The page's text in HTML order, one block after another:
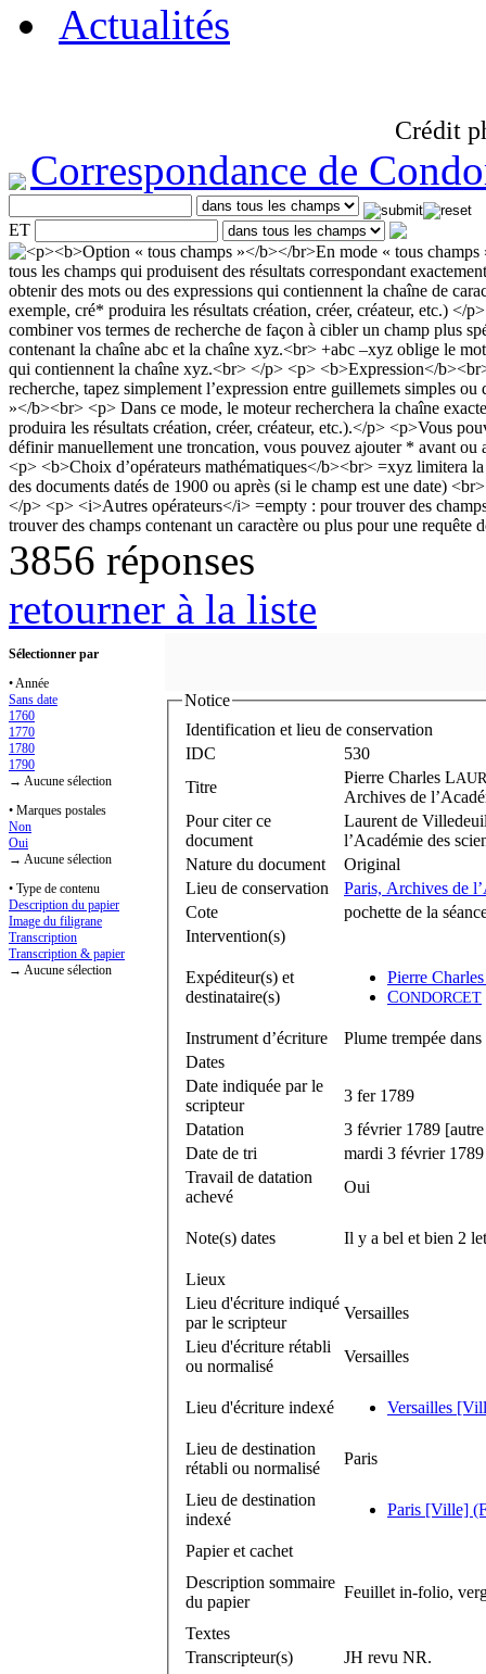
Actualités
Crédit
Correspondance de
ET
3856 réponses
retourner à la liste
Sélectionner par
• Année
Sans date
1760
1770
1780
1790
→ Aucune sélection
• Marques postales
Non
Oui
→ Aucune sélection
• Type de contenu
Description du papier
Image du filigrane
Transcription
Transcription & papier
→ Aucune sélection
Notice
Identification et lieu de conservation
IDC
530
Titre
Pierre Charles L
Archives de
Pour citer ce
document
Laurent de
l’Académie des
Nature du document
Original
Lieu de conservation
Paris, Archives de
Cote
pochette de la
Intervention(s)
Expéditeur(s) et
destinataire(s)
Pierre
CONDORCET
Instrument d’écriture
Plume trempée
Dates
Date indiquée par le
scripteur
3 fer 1789
Datation
3 février 1789
Date de tri
mardi 3 février 1789
Travail de datation
achevé
Oui
Note(s) dates Il y a bel et bien 2
Lieux
Lieu d'écriture indiqué
par le scripteur
Versailles
Lieu d'écriture rétabli
ou normalisé
Versailles
Lieu d'écriture indexé Versailles
Lieu de destination
rétabli ou normalisé
Paris
Lieu de destination
indexé
Paris [Ville]
Papier et cachet
Description sommaire
du papier
Feuillet in-folio,
Textes
Transcripteur(s)
JH revu NR.